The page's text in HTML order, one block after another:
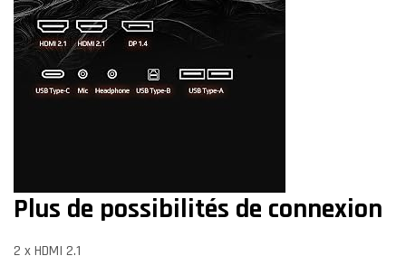
Plus de possibilités de connexion
2 x HDMI 2.1